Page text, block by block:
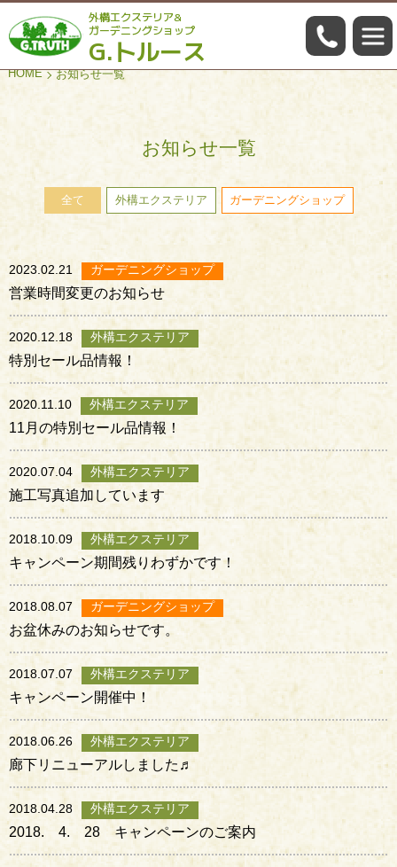
外構エクステリア&
ガーデニングショップ
G.トルース
059-
HOME お知らせ一覧
お知らせ一覧
全て 外構エクステリア ガーデニングショップ
2023.02.21 ガーデニングショップ
営業時間変更のお知らせ
2020.12.18 外構エクステリア
特別セール品情報！
2020.11.10 外構エクステリア
11月の特別セール品情報！
2020.07.04 外構エクステリア
施工写真追加しています
2018.10.09 外構エクステリア
キャンペーン期間残りわずかです！
2018.08.07 ガーデニングショップ
お盆休みのお知らせです。
2018.07.07 外構エクステリア
キャンペーン開催中！
2018.06.26 外構エクステリア
廊下リニューアルしました♬
2018.04.28 外構エクステリア
2018. 4. 28 キャンペーンのご案内